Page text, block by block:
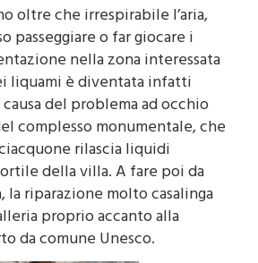
passeggiare o far giocare i
nella zona interessata
liquami è diventata infatti
del problema ad occhio
complesso monumentale, che
rilascia liquidi
della villa. A fare poi da
riparazione molto casalinga
proprio accanto alla
da comune Unesco.